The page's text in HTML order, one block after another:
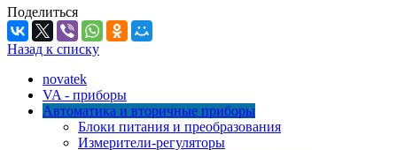
Поделиться
Назад к списку
novatek
VA - приборы
Автоматика и вторичные приборы
Блоки питания и преобразования
Измерители-регуляторы